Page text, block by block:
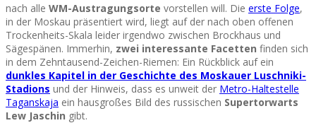
nach alle WM-Austragungsorte vorstellen will. Die erste Folge,
in der Moskau präsentiert wird, liegt auf der nach oben offenen
Trockenheits-Skala leider irgendwo zwischen Brockhaus und
Sägespänen. Immerhin, zwei interessante Facetten finden sich
in dem Zehntausend-Zeichen-Riemen: Ein Rückblick auf ein
dunkles Kapitel in der Geschichte des Moskauer Luschniki-
Stadions und der Hinweis, dass es unweit der Metro-Haltestelle
Taganskaja ein hausgroßes Bild des russischen Supertorwarts
Lew Jaschin gibt.